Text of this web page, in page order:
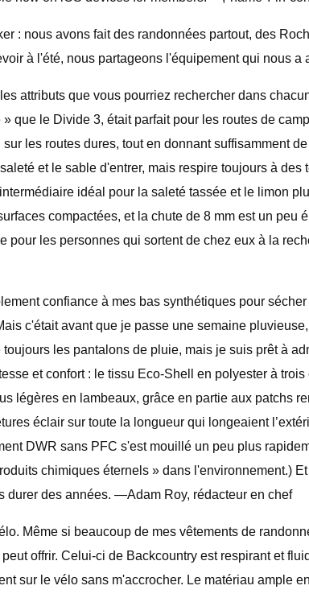
: nous avons fait des randonnées partout, des
à l'été, nous partageons l'équipement qui nous
attributs que vous pourriez rechercher dans
que le Divide 3, était parfait pour les routes de
les routes dures, tout en donnant suffisamment
et le sable d'entrer, mais respire toujours à
idéal pour la saleté tassée et le limon
compactées, et la chute de 8 mm est un peu
les personnes qui sortent de chez eux à la
confiance à mes bas synthétiques pour
c'était avant que je passe une semaine
les pantalons de pluie, mais je suis prêt à
et confort : le tissu Eco-Shell en polyester à
légères en lambeaux, grâce en partie aux patchs
éclair sur toute la longueur qui longeaient
DWR sans PFC s'est mouillé un peu plus
chimiques éternels » dans l'environnement.)
durer des années. —Adam Roy, rédacteur en chef
Même si beaucoup de mes vêtements de
offrir. Celui-ci de Backcountry est respirant et
sur le vélo sans m'accrocher. Le matériau ample